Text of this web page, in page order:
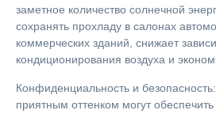
заметное количество солнечной
сохранять прохладу в салонах
коммерческих зданий, снижает
кондиционирования воздуха и
Конфиденциальность и
приятным оттенком могут